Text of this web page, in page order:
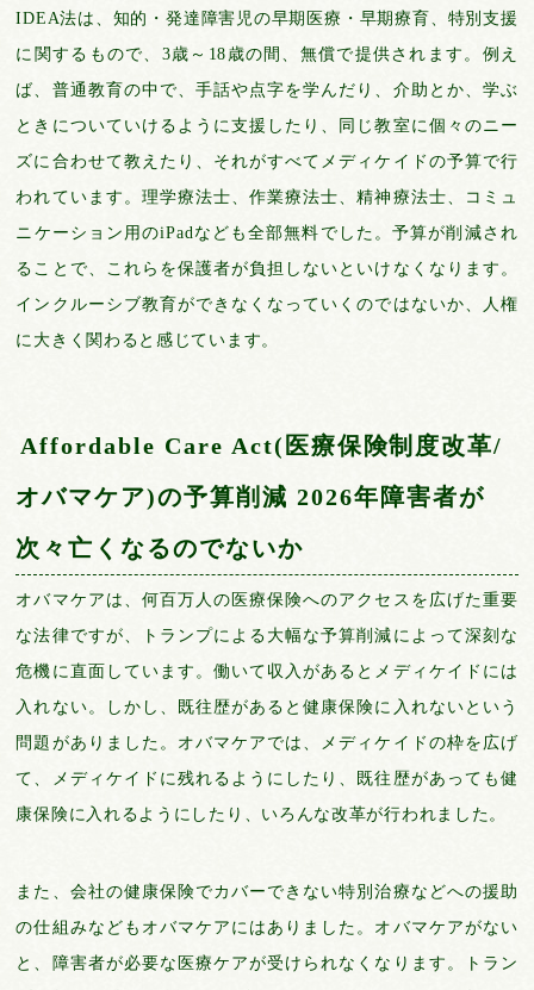
IDEA法は、知的・発達障害児の早期医療・早期療育、特別支援
に関するもので、3歳～18歳の間、無償で提供されます。例え
ば、普通教育の中で、手話や点字を学んだり、介助とか、学ぶ
ときについていけるように支援したり、同じ教室に個々のニー
ズに合わせて教えたり、それがすべてメディケイドの予算で行
われています。理学療法士、作業療法士、精神療法士、コミュ
ニケーション用のiPadなども全部無料でした。予算が削減され
ることで、これらを保護者が負担しないといけなくなります。
インクルーシブ教育ができなくなっていくのではないか、人権
に大きく関わると感じています。
Affordable Care Act(医療保険制度改革/
オバマケア)の予算削減 2026年障害者が
次々亡くなるのでないか
オバマケアは、何百万人の医療保険へのアクセスを広げた重要
な法律ですが、トランプによる大幅な予算削減によって深刻な
危機に直面しています。働いて収入があるとメディケイドには
入れない。しかし、既往歴があると健康保険に入れないという
問題がありました。オバマケアでは、メディケイドの枠を広げ
て、メディケイドに残れるようにしたり、既往歴があっても健
康保険に入れるようにしたり、いろんな改革が行われました。
また、会社の健康保険でカバーできない特別治療などへの援助
の仕組みなどもオバマケアにはありました。オバマケアがない
と、障害者が必要な医療ケアが受けられなくなります。トラン